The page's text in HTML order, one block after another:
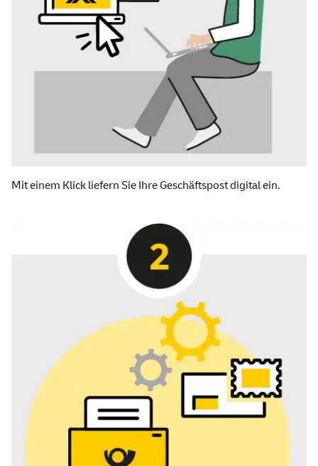
Mit einem Klick liefern Sie Ihre Geschäftspost digital ein.